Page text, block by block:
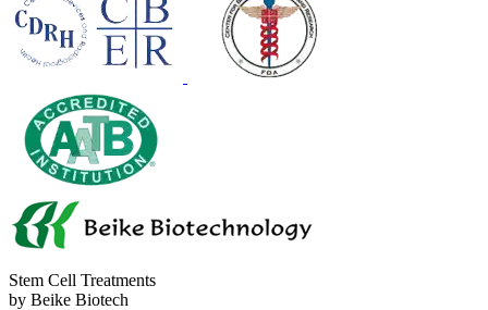
Stem Cell Treatments
by Beike Biotech